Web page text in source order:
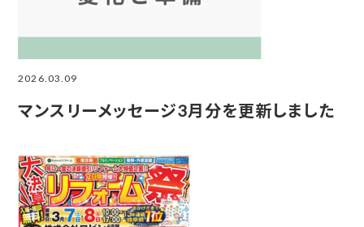
2026.03.09
マンスリーメッセージ3月分を更新しました